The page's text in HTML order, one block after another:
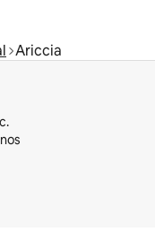
Ariccia